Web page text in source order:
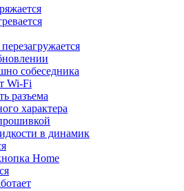
собеседника
Wi-Fi
разъема
характера
в динамик
Home